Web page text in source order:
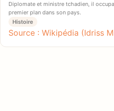
Diplomate et ministre tchadien, il
premier plan dans son pays.
Histoire
Source : Wikipédia (Idriss